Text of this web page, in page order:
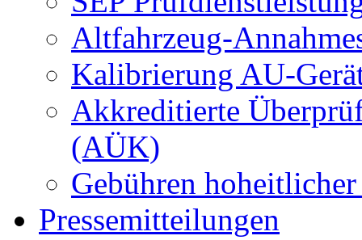
Altfahrzeug-
Kalibrierung AU-
Akkreditierte
(AÜK)
Gebühren
Pressemitteilungen